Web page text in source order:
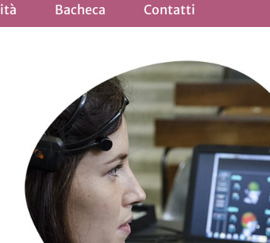
Bacheca Contatti